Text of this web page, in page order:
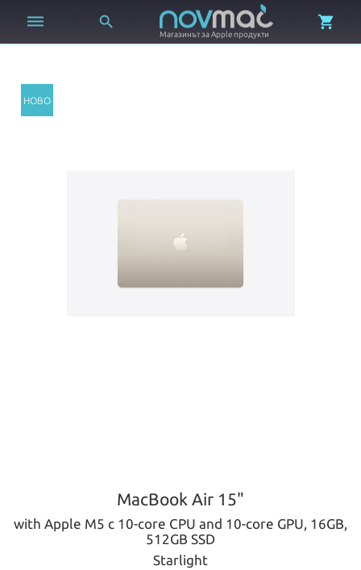
 
Магазинът за Apple продукти

MacBook Air 15"
with Apple M5 с 10-core CPU and 10-core GPU, 16GB,
512GB SSD
Starlight